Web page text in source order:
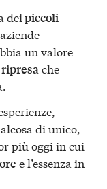
deipiccoli
un valore
ripresache
di unico,
più oggi in cui
e l’essenza in